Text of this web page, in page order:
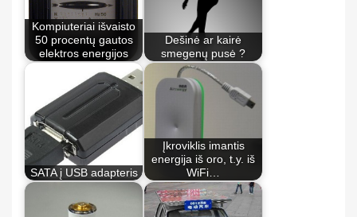
Kompiuteriai išvaisto
50 procentų gautos
elektros energijos
Dešinė ar kairė
smegenų pusė ?
SATA į USB adapteris
Įkroviklis imantis
energija iš oro, t.y. iš
WiFi…